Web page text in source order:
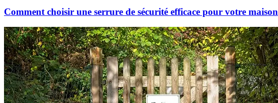
Comment choisir une serrure de sécurité efficace pour votre maison